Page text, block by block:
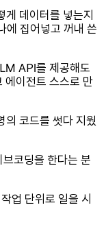
데이터를 넣는지
에 집어넣고 꺼내 쓴
API를 제공해도
에이전트 스스로 만
의 코드를 썻다 지웠
코딩을 한다는 분
업 단위로 일을 시